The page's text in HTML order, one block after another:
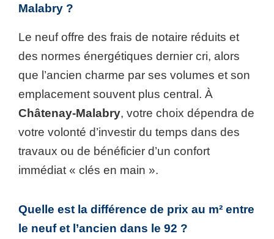
Malabry ?
Le neuf offre des frais de notaire réduits et
des normes énergétiques dernier cri, alors
que l’ancien charme par ses volumes et son
emplacement souvent plus central. À
Châtenay-Malabry, votre choix dépendra de
votre volonté d’investir du temps dans des
travaux ou de bénéficier d’un confort
immédiat « clés en main ».
Quelle est la différence de prix au m² entre
le neuf et l’ancien dans le 92 ?